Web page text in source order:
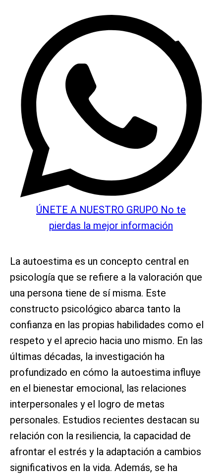
ÚNETE A NUESTRO GRUPO No te
pierdas la mejor información
La autoestima es un concepto central en
psicología que se refiere a la valoración que
una persona tiene de sí misma. Este
constructo psicológico abarca tanto la
confianza en las propias habilidades como el
respeto y el aprecio hacia uno mismo. En las
últimas décadas, la investigación ha
profundizado en cómo la autoestima influye
en el bienestar emocional, las relaciones
interpersonales y el logro de metas
personales. Estudios recientes destacan su
relación con la resiliencia, la capacidad de
afrontar el estrés y la adaptación a cambios
significativos en la vida. Además, se ha